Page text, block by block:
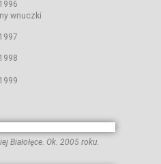
1996
wnuczki
1997
1998
1999
Białołęce. Ok. 2005 roku.